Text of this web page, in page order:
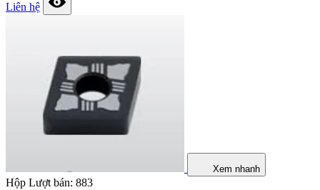
Liên hệ
Xem nhanh
Hộp Lượt bán: 883